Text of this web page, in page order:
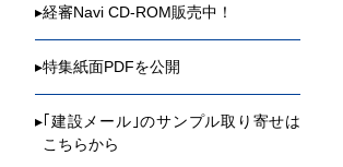
▸経審Navi CD-ROM販売中！
▸特集紙面PDFを公開
▸ ｢建設メール｣のサンプル取り寄せは
こちらから